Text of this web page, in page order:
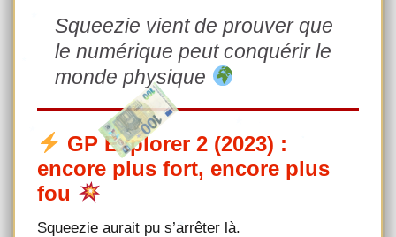
Squeezie vient de prouver que
le numérique peut conquérir le
monde physique
GP Explorer 2 (2023) :
encore plus fort, encore plus
fou
Squeezie aurait pu s’arrêter là.